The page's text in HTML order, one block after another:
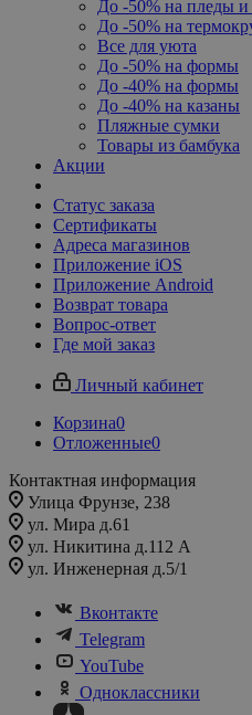
До -50% на пледы и
До -50% на
Все для уюта
До -50% на формы
До -40% на формы
До -40% на казаны
Пляжные сумки
Товары из бамбука
Акции
Статус заказа
Сертификаты
Адреса магазинов
Приложение iOS
Приложение Android
Возврат товара
Вопрос-ответ
Где мой заказ
Личный кабинет
Корзина0
Отложенные0
Контактная информация
Улица Фрунзе, 238​
ул. Мира д.61
ул. Никитина д.112 А
ул. Инженерная д.5/1
Вконтакте
Telegram
YouTube
Одноклассники